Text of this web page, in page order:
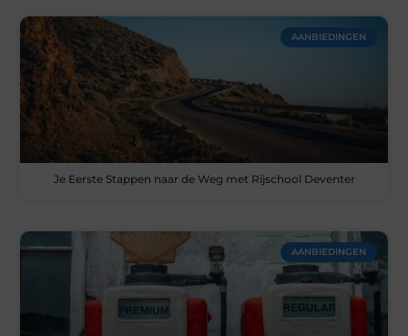
AANBIEDINGEN
Je Eerste Stappen naar de Weg met Rijschool Deventer
AANBIEDINGEN